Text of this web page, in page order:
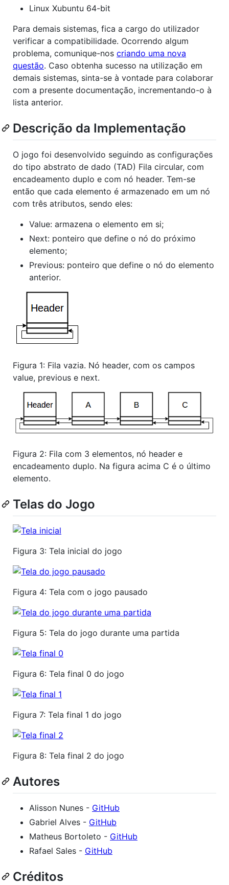
Linux Xubuntu 64-bit
Para demais sistemas, fica a cargo do utilizador
verificar a compatibilidade. Ocorrendo algum
problema, comunique-nos criando uma nova
questão. Caso obtenha sucesso na utilização em
demais sistemas, sinta-se à vontade para colaborar
com a presente documentação, incrementando-o à
lista anterior.
Descrição da Implementação
O jogo foi desenvolvido seguindo as configurações
do tipo abstrato de dado (TAD) Fila circular, com
encadeamento duplo e com nó header. Tem-se
então que cada elemento é armazenado em um nó
com três atributos, sendo eles:
Value: armazena o elemento em si;
Next: ponteiro que define o nó do próximo
elemento;
Previous: ponteiro que define o nó do elemento
anterior.
Figura 1: Fila vazia. Nó header, com os campos
value, previous e next.
Figura 2: Fila com 3 elementos, nó header e
encadeamento duplo. Na figura acima C é o último
elemento.
Telas do Jogo
Figura 3: Tela inicial do jogo
Figura 4: Tela com o jogo pausado
Figura 5: Tela do jogo durante uma partida
Figura 6: Tela final 0 do jogo
Figura 7: Tela final 1 do jogo
Figura 8: Tela final 2 do jogo
Autores
Alisson Nunes - GitHub
Gabriel Alves - GitHub
Matheus Bortoleto - GitHub
Rafael Sales - GitHub
Créditos